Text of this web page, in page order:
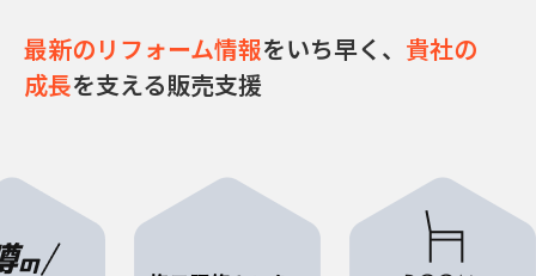
最新のリフォーム情報をいち早く、 貴社の
成長を支える販売支援